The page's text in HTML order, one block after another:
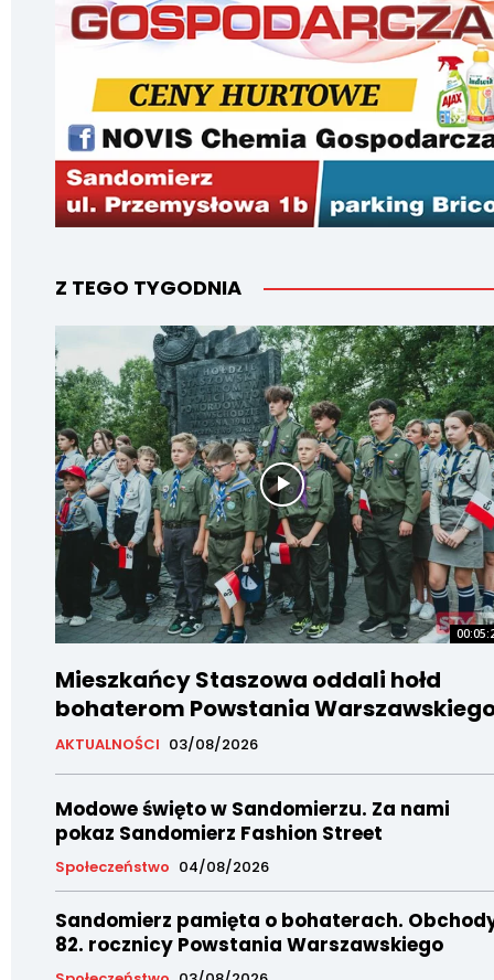
Z TEGO TYGODNIA
Mieszkańcy Staszowa oddali hołd
bohaterom Powstania
AKTUALNOŚCI 03/08/2026
Modowe święto w Sandomierzu. Za nami
pokaz Sandomierz Fashion Street
Społeczeństwo 04/08/2026
Sandomierz pamięta o bohaterach.
82. rocznicy Powstania Warszawskiego